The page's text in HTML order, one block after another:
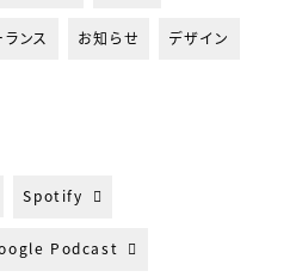
ンス お知らせ デザイン
Spotify
Podcast